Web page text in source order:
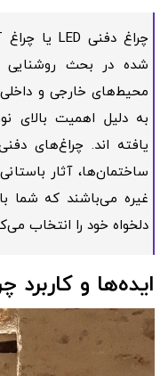
شده در بحث روشنایی
محیط‌های خارجی و داخلی
به دلیل اهمیت بالای
یافته اند. چراغ‌های
ساختمان‌ها، آثار
غیره می‌باشند که شما
دلخواه خود را انتخاب
ایده‌ها و کاربرد